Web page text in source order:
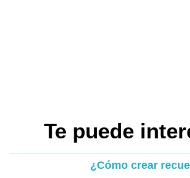
Te puede
¿Cómo crear